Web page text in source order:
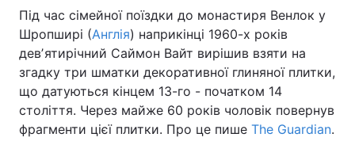
Під час сімейної поїздки до монастиря Венлок у
Шропширі (Англія) наприкінці 1960-х років
девʼятирічний Саймон Вайт вирішив взяти на
згадку три шматки декоративної глиняної плитки,
що датуються кінцем 13-го - початком 14
століття. Через майже 60 років чоловік повернув
фрагменти цієї плитки. Про це пише The Guardian.